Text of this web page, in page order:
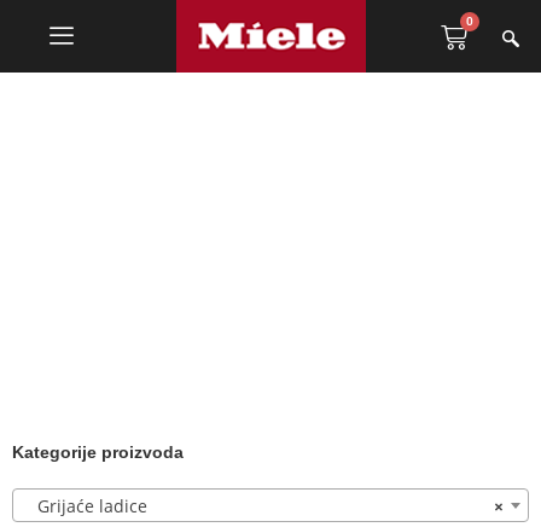
0
Kategorije proizvoda
×
Grijaće ladice